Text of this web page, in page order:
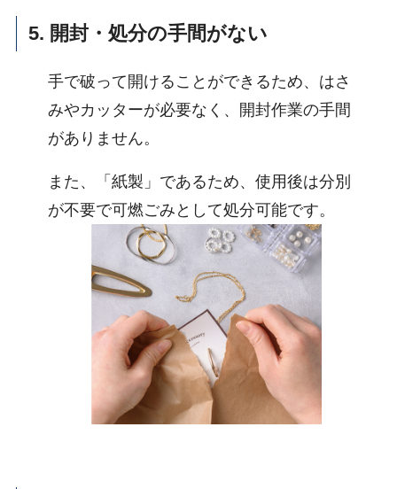
5. 開封・処分の手間がない
手で破って開けることができるため、はさ
みやカッターが必要なく、開封作業の手間
がありません。
また、「紙製」であるため、使用後は分別
が不要で可燃ごみとして処分可能です。